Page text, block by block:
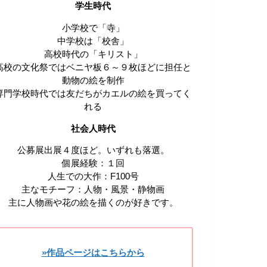
学生時代
小学校で「寺」
中学校は「校舎」
高校時代の「キリスト」
校の文化祭ではベニヤ板６～９枚ほどに担任と
動物の絵を制作
門学校時代では友だちがカエルの絵を買ってく
れる
社会人時代
公募展出展４度ほど。いずれも落選。
個展経験：１回
人生での大作：F100号
主なモチーフ：人物・風景・静物画
主に人物画や花の絵を描くのが好きです。
»作品ページはこちらから